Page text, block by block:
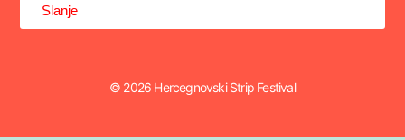
Slanje
© 2026 Hercegnovski Strip Festival